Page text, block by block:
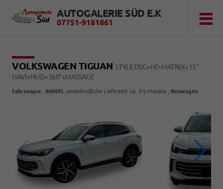
AUTOGALERIE SÜD E.K
07751-9181861
VOLKSWAGEN TIGUAN STYLE DSG+HD-MATRIX+15"
NAVI+HUD+360°+MASSAGE
Fahrzeugnr.: 860495 , unverbindliche Lieferzeit: ca. 3-5 Monate , Neuwagen